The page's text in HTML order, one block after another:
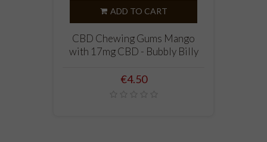
ADD TO CART
CBD Chewing Gums Mango
with 17mg CBD - Bubbly Billy
Price
€4.50